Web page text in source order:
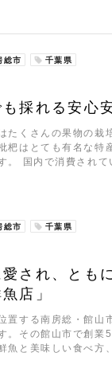
総市 千葉県
採れる安心
たくさんの果物の栽
杷はとても有名な特
。 国内で消費され
総市 千葉県
され、とも
店」
置する南房総・館山
。その館山市で創
魚と美味しい食べ